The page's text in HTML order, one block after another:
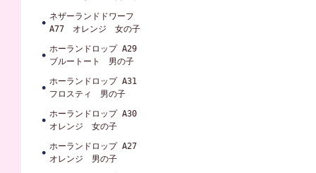
ネザーランドドワーフ
A77 オレンジ 女の子
ホーランドロップ A29
ブルートート 男の子
ホーランドロップ A31
フロスティ 男の子
ホーランドロップ A30
オレンジ 女の子
ホーランドロップ A27
オレンジ 男の子